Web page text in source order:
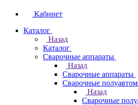
Кабинет
Каталог
Назад
Каталог
Сварочные аппараты
Назад
Сварочные аппараты
Сварочные
Назад
Сварочные